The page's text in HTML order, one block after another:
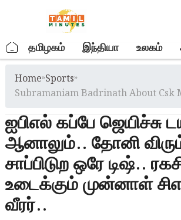
. தமிழகம் இந்தியா உலகம்
Home»Sports»
Subramaniam Badrinath About Csk
ஐபிஎல் கப்பே ஜெயிச்சு
ஆனாலும்.. தோனி
சாப்பிடுற ஒரே டிஷ்..
உடைக்கும் முன்னாள்
வீரர்..